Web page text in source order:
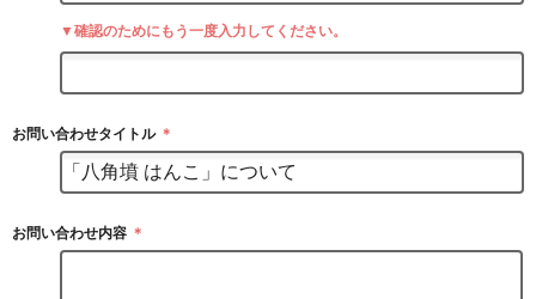
▼確認のためにもう一度入力してください。
お問い合わせタイトル ＊
お問い合わせ内容 ＊